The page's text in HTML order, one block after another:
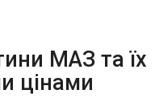
МАЗ та їх
цінами